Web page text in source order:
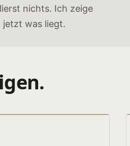
nichts. Ich zeige
jetzt was liegt.